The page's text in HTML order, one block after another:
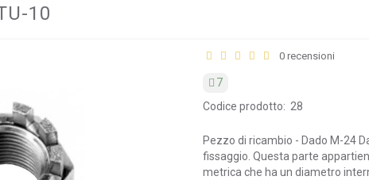
10
0 recensioni
7
Codice prodotto: 28
Pezzo di ricambio - Dado M-24
fissaggio. Questa parte
metrica che ha un diametro